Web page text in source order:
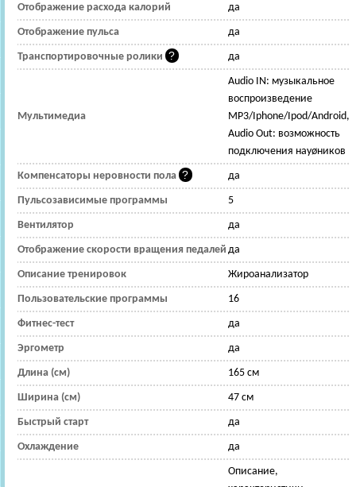
Отображение расхода калорий да
Отображение пульса да
Транспортировочные ролики да
Мультимедиа
Audio IN: музыкальное
воспроизведение
MP3/Iphone/Ipod/Android,
Audio Out: возможность
подключения науøников
Компенсаторы неровности пола да
Пульсозависимые программы 5
Вентилятор да
Отображение скорости вращения педалей да
Описание тренировок Жироанализатор
Пользовательские программы 16
Фитнес-тест да
Эргометр да
Длина (см) 165 см
Ширина (см) 47 см
Быстрый старт да
Охлаждение да
Описание,